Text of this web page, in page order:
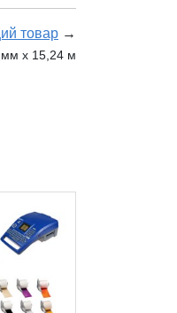
товар →
мм x 15,24 м